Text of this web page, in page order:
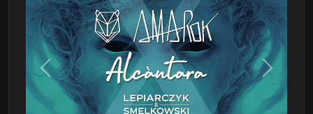
Poprzedni Następny